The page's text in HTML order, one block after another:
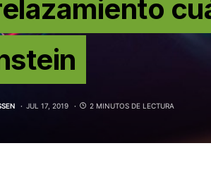
JUL 17, 2019 2 MINUTOS DE LECTURA